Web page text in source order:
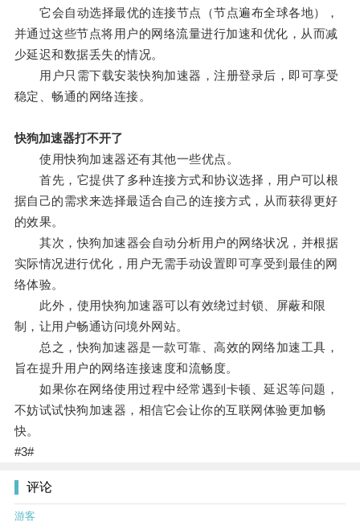
它会自动选择最优的连接节点（节点遍布全球各地），
并通过这些节点将用户的网络流量进行加速和优化，从而减
少延迟和数据丢失的情况。
用户只需下载安装快狗加速器，注册登录后，即可享受
稳定、畅通的网络连接。
快狗加速器打不开了
使用快狗加速器还有其他一些优点。
首先，它提供了多种连接方式和协议选择，用户可以根
据自己的需求来选择最适合自己的连接方式，从而获得更好
的效果。
其次，快狗加速器会自动分析用户的网络状况，并根据
实际情况进行优化，用户无需手动设置即可享受到最佳的网
络体验。
此外，使用快狗加速器可以有效绕过封锁、屏蔽和限
制，让用户畅通访问境外网站。
总之，快狗加速器是一款可靠、高效的网络加速工具，
旨在提升用户的网络连接速度和流畅度。
如果你在网络使用过程中经常遇到卡顿、延迟等问题，
不妨试试快狗加速器，相信它会让你的互联网体验更加畅
快。
#3#
评论
游客